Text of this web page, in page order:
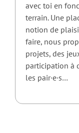
avec toi en
terrain. Une
notion de
faire, nous
projets, des
participation à
les pair·e·s…